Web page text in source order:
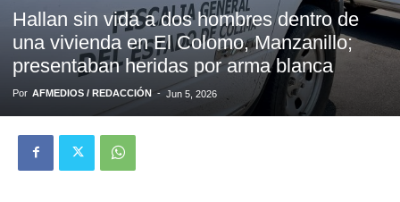
Hallan sin vida a dos hombres dentro de
una vivienda en El Colomo, Manzanillo;
presentaban heridas por arma blanca
Por AFMEDIOS / REDACCIÓN - Jun 5, 2026